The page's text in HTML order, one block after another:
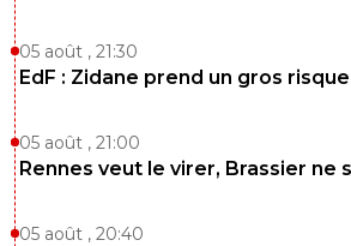
05 août , 21:30
EdF : Zidane prend un gros
05 août , 21:00
Rennes veut le virer, Brassier ne
05 août , 20:40